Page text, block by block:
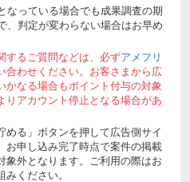
なっている場合でも成果調査の期
、判定が変わらない場合はお早め
するご質問などは、必ずアメフリ
合わせください。お客さまから広
かなる場合もポイント付与の対象
りアカウント停止となる場合があ
める」ボタンを押して広告側サイ
お申し込み完了時点で案件の掲載
象外となります。ご利用の際はお
ください。